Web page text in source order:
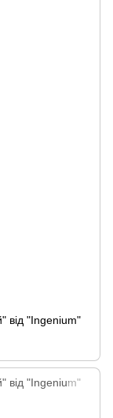
від "Ingenium"